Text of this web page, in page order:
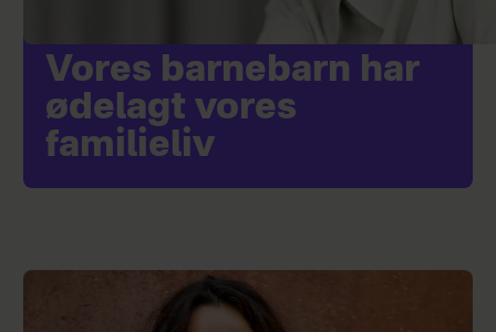
Vores barnebarn har
ødelagt vores
familieliv